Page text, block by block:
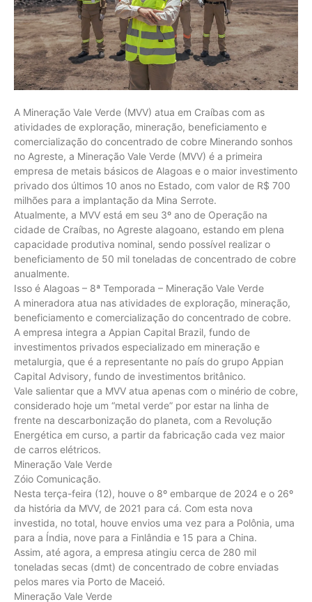
A Mineração Vale Verde (MVV) atua em Craíbas com as
atividades de exploração, mineração, beneficiamento e
comercialização do concentrado de cobre Minerando sonhos
no Agreste, a Mineração Vale Verde (MVV) é a primeira
empresa de metais básicos de Alagoas e o maior investimento
privado dos últimos 10 anos no Estado, com valor de R$ 700
milhões para a implantação da Mina Serrote.
Atualmente, a MVV está em seu 3º ano de Operação na
cidade de Craíbas, no Agreste alagoano, estando em plena
capacidade produtiva nominal, sendo possível realizar o
beneficiamento de 50 mil toneladas de concentrado de cobre
anualmente.
Isso é Alagoas – 8ª Temporada – Mineração Vale Verde
A mineradora atua nas atividades de exploração, mineração,
beneficiamento e comercialização do concentrado de cobre.
A empresa integra a Appian Capital Brazil, fundo de
investimentos privados especializado em mineração e
metalurgia, que é a representante no país do grupo Appian
Capital Advisory, fundo de investimentos britânico.
Vale salientar que a MVV atua apenas com o minério de cobre,
considerado hoje um “metal verde” por estar na linha de
frente na descarbonização do planeta, com a Revolução
Energética em curso, a partir da fabricação cada vez maior
de carros elétricos.
Mineração Vale Verde
Zóio Comunicação.
Nesta terça-feira (12), houve o 8º embarque de 2024 e o 26º
da história da MVV, de 2021 para cá. Com esta nova
investida, no total, houve envios uma vez para a Polônia, uma
para a Índia, nove para a Finlândia e 15 para a China.
Assim, até agora, a empresa atingiu cerca de 280 mil
toneladas secas (dmt) de concentrado de cobre enviadas
pelos mares via Porto de Maceió.
Mineração Vale Verde